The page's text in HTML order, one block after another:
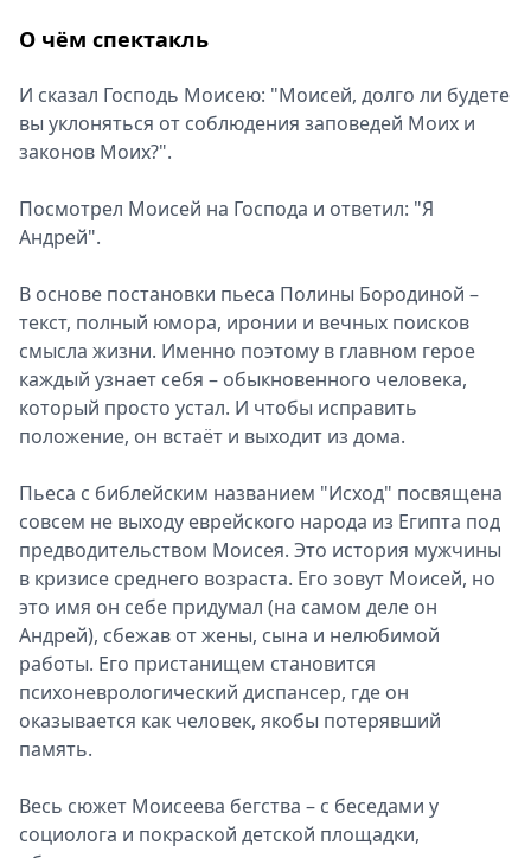
О чём спектакль
И сказал Господь Моисею: "Моисей, долго ли будете
вы уклоняться от соблюдения заповедей Моих и
законов Моих?".
Посмотрел Моисей на Господа и ответил: "Я
Андрей".
В основе постановки пьеса Полины Бородиной –
текст, полный юмора, иронии и вечных поисков
смысла жизни. Именно поэтому в главном герое
каждый узнает себя – обыкновенного человека,
который просто устал. И чтобы исправить
положение, он встаёт и выходит из дома.
Пьеса с библейским названием "Исход" посвящена
совсем не выходу еврейского народа из Египта под
предводительством Моисея. Это история мужчины
в кризисе среднего возраста. Его зовут Моисей, но
это имя он себе придумал (на самом деле он
Андрей), сбежав от жены, сына и нелюбимой
работы. Его пристанищем становится
психоневрологический диспансер, где он
оказывается как человек, якобы потерявший
память.
Весь сюжет Моисеева бегства – с беседами у
социолога и покраской детской площадки,